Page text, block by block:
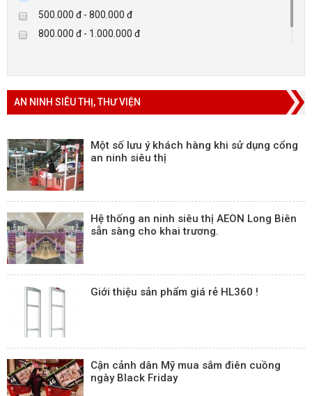
Rapiscan
500.000 đ - 800.000 đ
800.000 đ - 1.000.000 đ
AN NINH SIÊU THỊ, THƯ VIỆN
Một số lưu ý khách hàng khi sử dụng cổng
an ninh siêu thị
Hệ thống an ninh siêu thị AEON Long Biên
sẵn sàng cho khai trương.
Giới thiệu sản phẩm giá rẻ HL360 !
Cận cảnh dân Mỹ mua sắm điên cuồng
ngày Black Friday